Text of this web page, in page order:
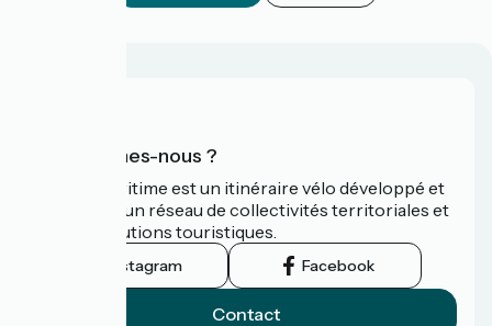
Qui sommes-nous ?
La Vélomaritime est un itinéraire vélo développé et
promu par un réseau de collectivités territoriales et
leurs institutions touristiques.
Instagram Facebook
Contact